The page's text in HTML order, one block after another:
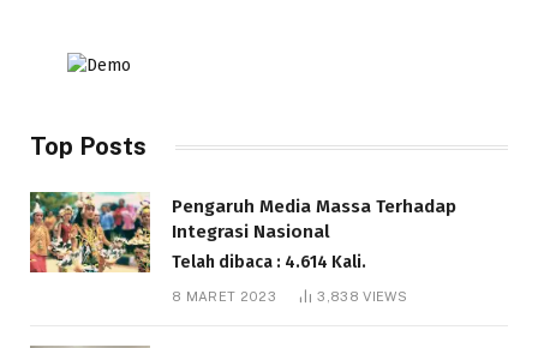
Top Posts
Pengaruh Media Massa Terhadap
Integrasi Nasional
Telah dibaca : 4.614 Kali.
8 MARET 2023 3,838VIEWS